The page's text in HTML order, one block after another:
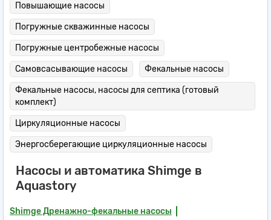
Повышающие насосы
Погружные скважинные насосы
Погружные центробежные насосы
Самовсасывающие насосы Фекальные насосы
Фекальные насосы, насосы для септика (готовый
комплект)
Циркуляционные насосы
Энергосберегающие циркуляционные насосы
Насосы и автоматика Shimge в
Aquastory
Shimge Дренажно-фекальные насосы